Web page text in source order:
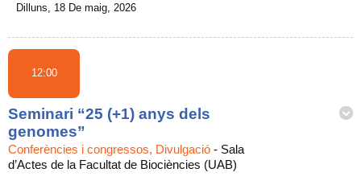
Dilluns, 18 De maig, 2026
12:00
Seminari “25 (+1) anys dels
genomes”
Conferències i congressos, Divulgació - Sala
d’Actes de la Facultat de Biociències (UAB)